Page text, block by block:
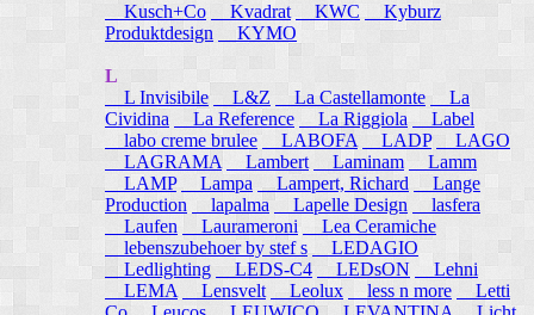
Kusch+Co
Kvadrat KWC
Kyburz
Produktdesign
KYMO
L
L Invisibile
L&Z La Castellamonte
La
Cividina
La Reference La Riggiola
Label
labo creme brulee
LABOFA LADP
LAGO
LAGRAMA
Lambert Laminam
Lamm
LAMP
Lampa Lampert, Richard
Lange
Production
lapalma Lapelle Design
lasfera
Laufen
Laurameroni
Lea Ceramiche
lebenszubehoer by stef s
LEDAGIO
Ledlighting
LEDS-C4 LEDsON
Lehni
LEMA
Lensvelt Leolux less n more
Letti